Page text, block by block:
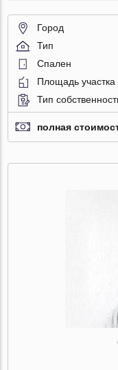
Город
Тип
Спален
Площадь участка
Тип
полная